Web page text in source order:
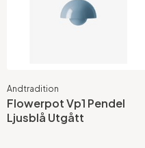
Andtradition
Flowerpot Vp1 Pendel
Ljusblå Utgått